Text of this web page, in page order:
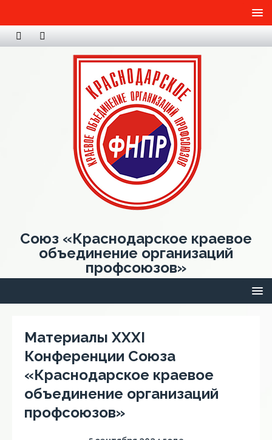
Союз «Краснодарское краевое
объединение организаций
профсоюзов»
Материалы XXXI
Конференции Союза
«Краснодарское краевое
объединение организаций
профсоюзов»